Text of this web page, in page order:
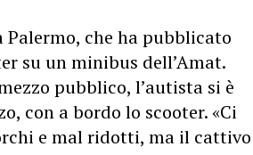
che ha pubblicato
su un minibus dell’Amat.
pubblico, l’autista si è
con a bordo lo scooter. «Ci
e mal ridotti, ma il cattivo